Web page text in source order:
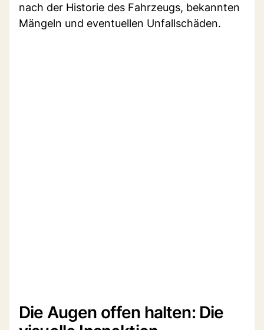
nach der Historie des Fahrzeugs, bekannten
Mängeln und eventuellen Unfallschäden.
Die Augen offen halten: Die